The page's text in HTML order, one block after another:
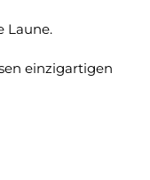
Laune.
einzigartigen